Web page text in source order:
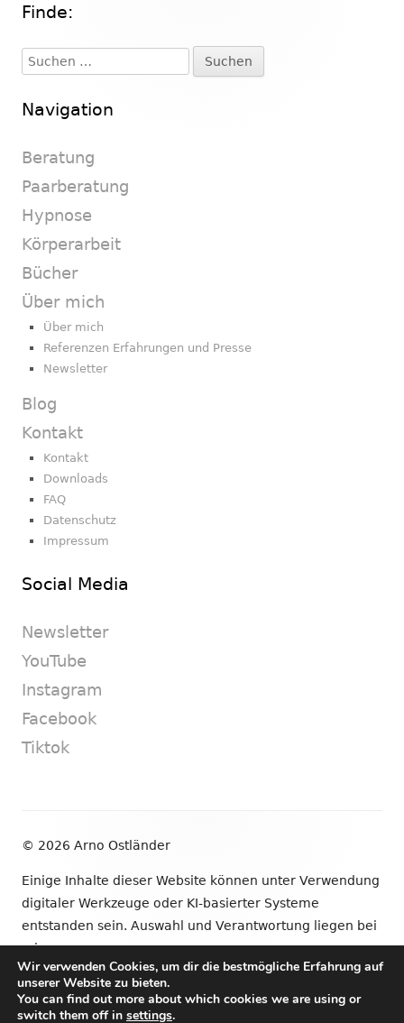
Haupt-
Seitenleiste
Finde:
Suchen
nach:
Navigation
Beratung
Paarberatung
Hypnose
Körperarbeit
Bücher
Über mich
Über mich
Referenzen Erfahrungen und Presse
Newsletter
Blog
Kontakt
Kontakt
Downloads
FAQ
Datenschutz
Impressum
Social Media
Newsletter
YouTube
Instagram
Facebook
Tiktok
© 2026 Arno Ostländer
Einige Inhalte dieser Website können unter Verwendung
digitaler Werkzeuge oder KI-basierter Systeme
entstanden sein. Auswahl und Verantwortung liegen bei
mir.
•VerwendetTiny Framework
Wir verwenden Cookies, um dir die bestmögliche Erfahrung auf
unserer Website zu bieten.
You can find out more about which cookies we are using or
switch them off in settings.